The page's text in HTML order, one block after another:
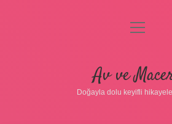
Gizlilik
menüyü
Av ve
Doğayla dolu keyifli